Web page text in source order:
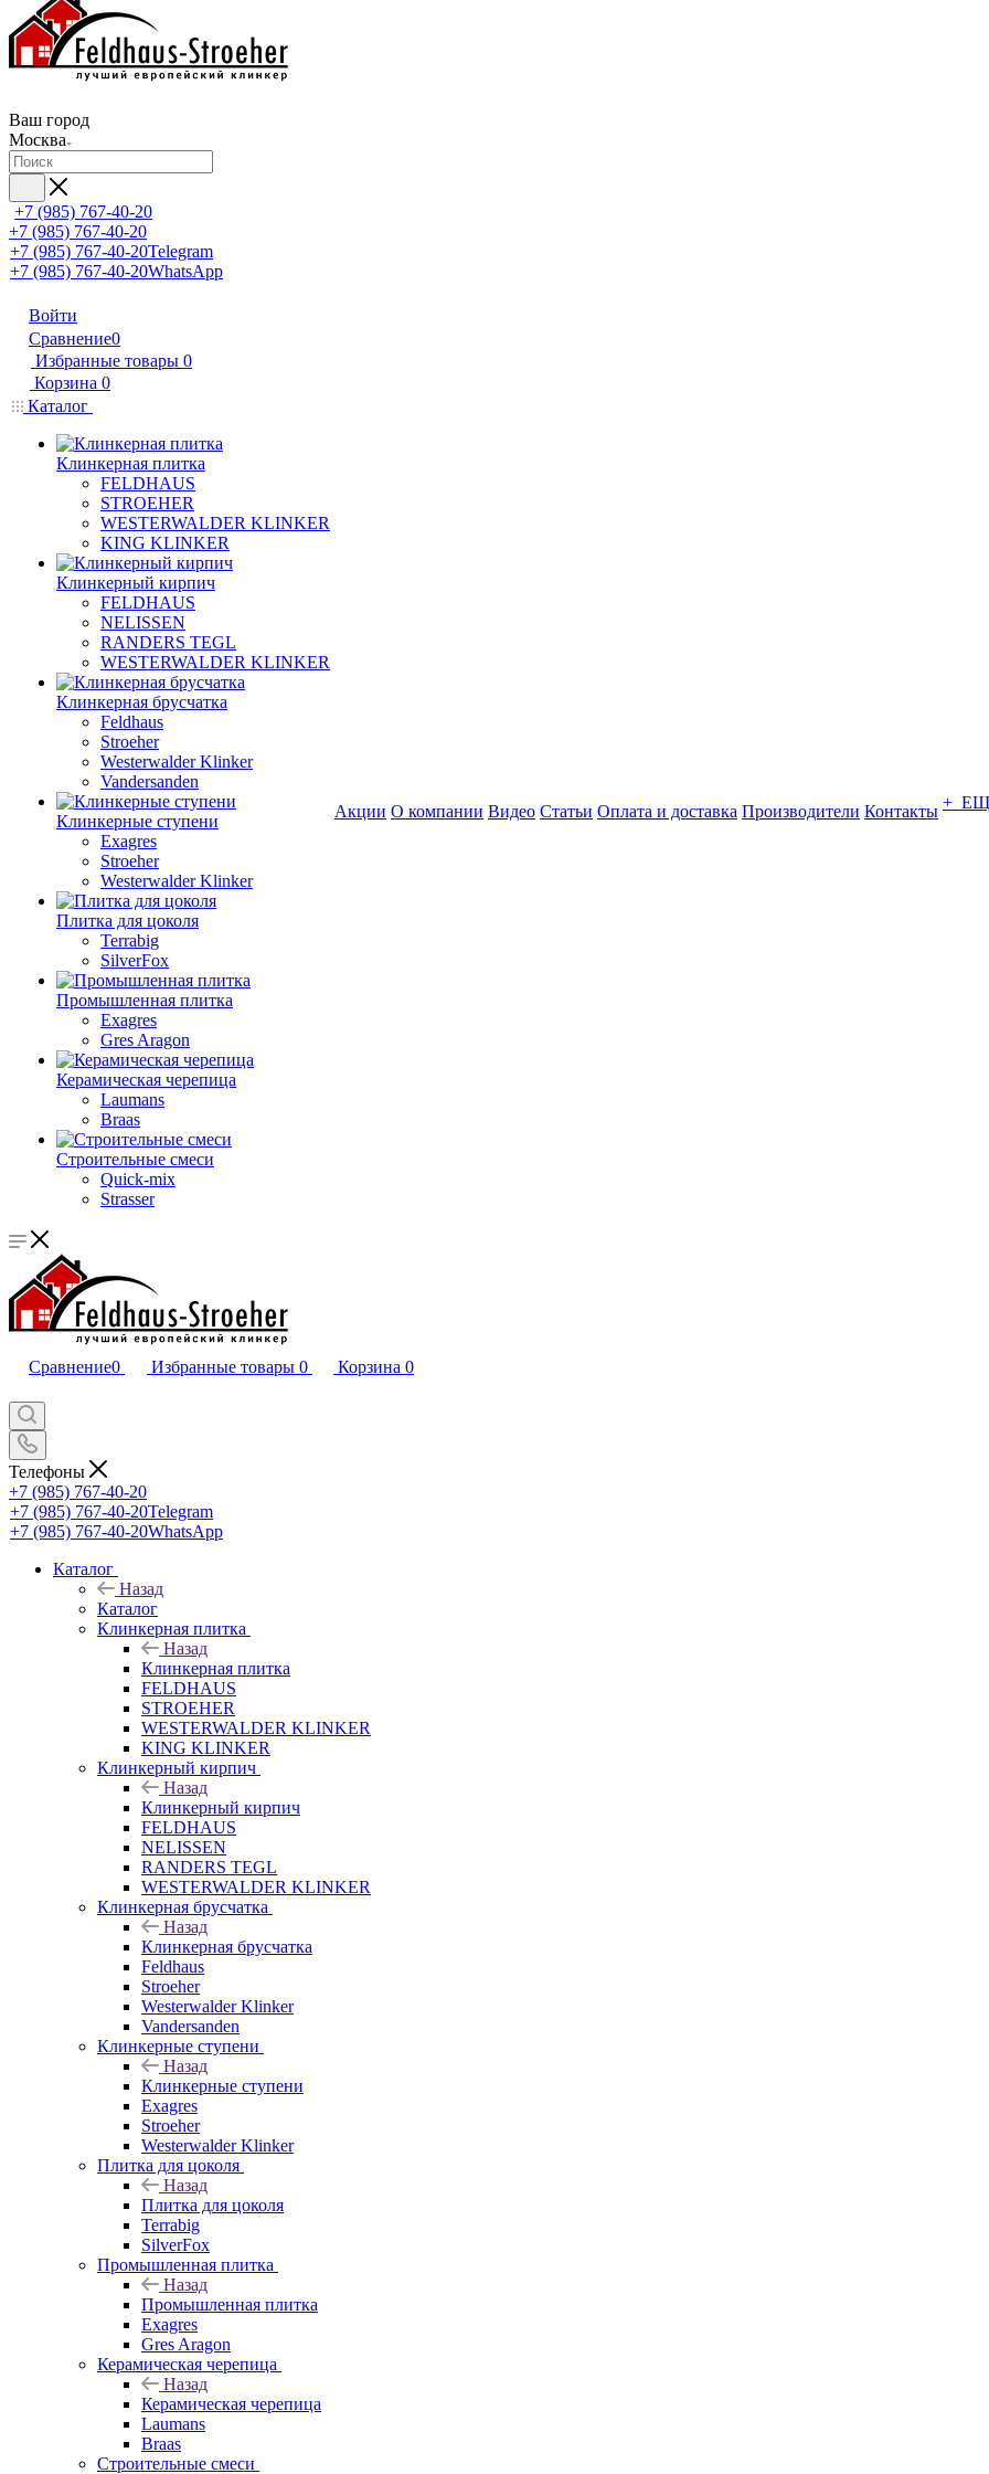
Ваш город
Москва
+7 (985) 767-40-20
+7 (985) 767-40-20
+7 (985) 767-40-20Telegram
+7 (985) 767-40-20WhatsApp
Войти
Сравнение0
Избранные товары 0
Корзина 0
Каталог
Клинкерная плитка
FELDHAUS
STROEHER
WESTERWALDER KLINKER
KING KLINKER
Клинкерный кирпич
FELDHAUS
NELISSEN
RANDERS TEGL
WESTERWALDER KLINKER
Клинкерная брусчатка
Feldhaus
Stroeher
Westerwalder Klinker
Vandersanden
Клинкерные ступени
Exagres
Stroeher
Westerwalder Klinker
Плитка для цоколя
Terrabig
SilverFox
Промышленная плитка
Exagres
Gres Aragon
Керамическая черепица
Laumans
Braas
Строительные смеси
Quick-mix
Strasser
Акции О компании Видео Статьи Оплата и доставка Производители Контакты +
Сравнение0 Избранные товары 0 Корзина 0
Телефоны
+7 (985) 767-40-20
+7 (985) 767-40-20Telegram
+7 (985) 767-40-20WhatsApp
Каталог
Назад
Каталог
Клинкерная плитка
Назад
Клинкерная плитка
FELDHAUS
STROEHER
WESTERWALDER KLINKER
KING KLINKER
Клинкерный кирпич
Назад
Клинкерный кирпич
FELDHAUS
NELISSEN
RANDERS TEGL
WESTERWALDER KLINKER
Клинкерная брусчатка
Назад
Клинкерная брусчатка
Feldhaus
Stroeher
Westerwalder Klinker
Vandersanden
Клинкерные ступени
Назад
Клинкерные ступени
Exagres
Stroeher
Westerwalder Klinker
Плитка для цоколя
Назад
Плитка для цоколя
Terrabig
SilverFox
Промышленная плитка
Назад
Промышленная плитка
Exagres
Gres Aragon
Керамическая черепица
Назад
Керамическая черепица
Laumans
Braas
Строительные смеси